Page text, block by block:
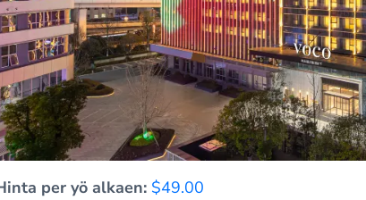
per yö alkaen: $49.00